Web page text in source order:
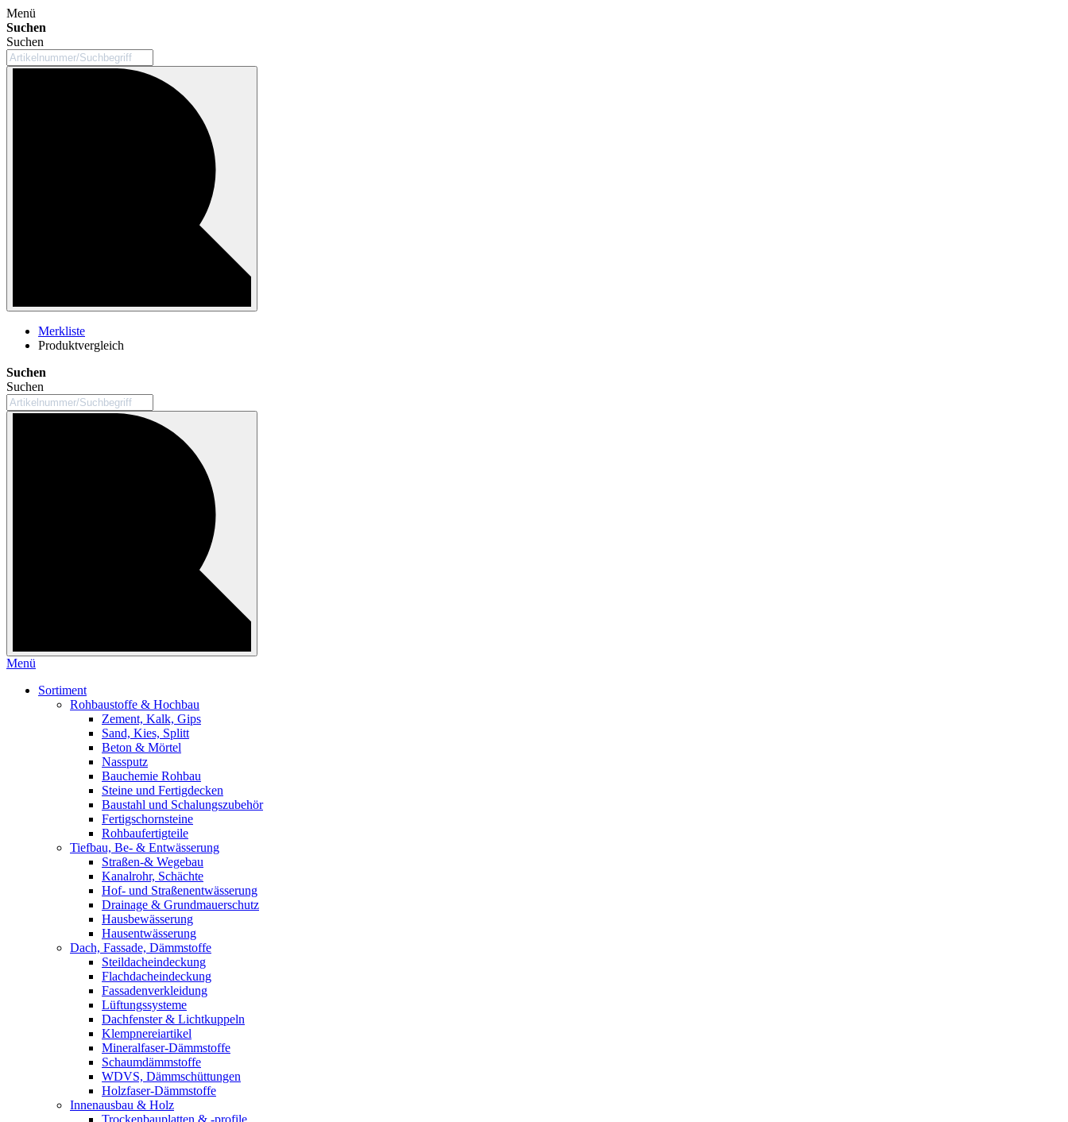
Menü
Suchen
Suchen
Merkliste
Produktvergleich
Suchen
Suchen
Menü
Sortiment
Rohbaustoffe & Hochbau
Zement, Kalk, Gips
Sand, Kies, Splitt
Beton & Mörtel
Nassputz
Bauchemie Rohbau
Steine und Fertigdecken
Baustahl und Schalungszubehör
Fertigschornsteine
Rohbaufertigteile
Tiefbau, Be- & Entwässerung
Straßen-& Wegebau
Kanalrohr, Schächte
Hof- und Straßenentwässerung
Drainage & Grundmauerschutz
Hausbewässerung
Hausentwässerung
Dach, Fassade, Dämmstoffe
Steildacheindeckung
Flachdacheindeckung
Fassadenverkleidung
Lüftungssysteme
Dachfenster & Lichtkuppeln
Klempnereiartikel
Mineralfaser-Dämmstoffe
Schaumdämmstoffe
WDVS, Dämmschüttungen
Holzfaser-Dämmstoffe
Innenausbau & Holz
Trockenbauplatten & -profile